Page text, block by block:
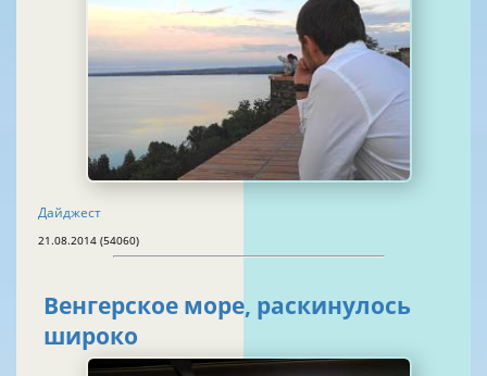
Дайджест
21.08.2014 (54060)
Венгерское море, раскинулось
широко